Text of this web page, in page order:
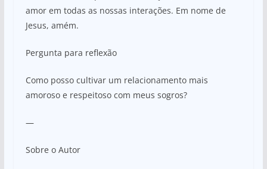
amor em todas as nossas interações. Em nome de
Jesus, amém.
Pergunta para reflexão
Como posso cultivar um relacionamento mais
amoroso e respeitoso com meus sogros?
—
Sobre o Autor